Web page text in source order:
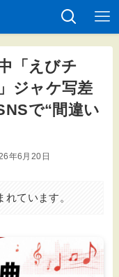
「えびチ
ジャケ写差
で“間違い
年6月20日
ています。